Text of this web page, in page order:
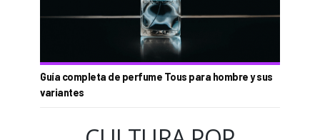
Guía completa de perfume Tous para hombre y sus
variantes